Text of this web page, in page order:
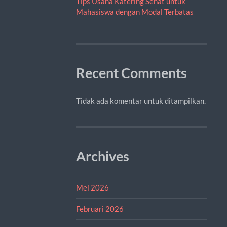
Mahasiswa dengan Modal Terbatas
Recent Comments
Tidak ada komentar untuk ditampilkan.
Archives
Mei 2026
Februari 2026